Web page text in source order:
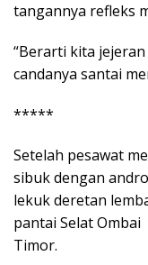
tangannya refleks
“Berarti kita jejeran
candanya santai
*****
Setelah pesawat
sibuk dengan
lekuk deretan
pantai Selat
Timor.